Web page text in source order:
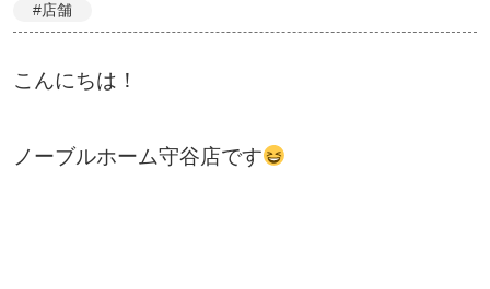
#店舗
こんにちは！
ノーブルホーム守谷店です